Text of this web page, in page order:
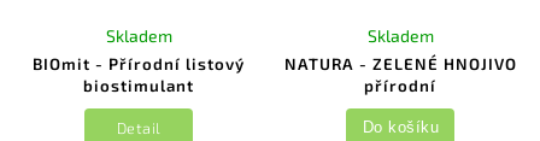
BIOmit - Přírodní listový
biostimulant
Skladem
Detail
NATURA - ZELENÉ HNOJIVO
přírodní
Skladem
Do košíku